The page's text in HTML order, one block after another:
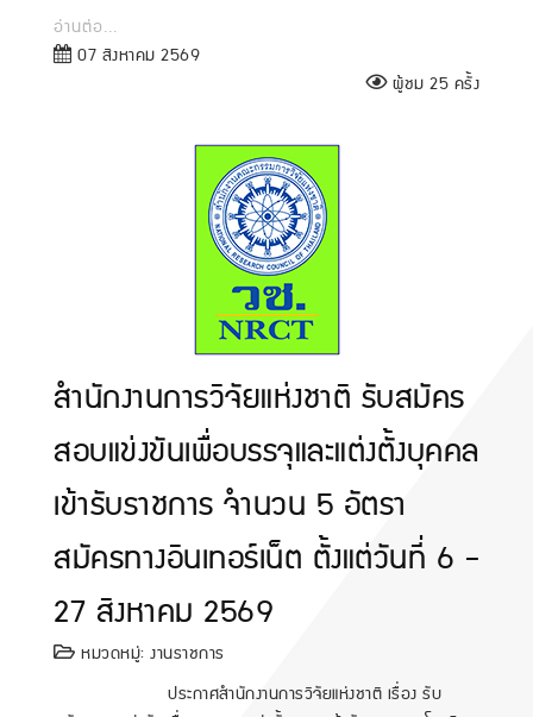
อ่านต่อ...
07 สิงหาคม 2569
ผู้ชม 25 ครั้ง
สำนักงานการวิจัยแห่งชาติ รับสมัคร
สอบแข่งขันเพื่อบรรจุและแต่งตั้งบุคคล
เข้ารับราชการ จำนวน 5 อัตรา
สมัครทางอินเทอร์เน็ต ตั้งแต่วันที่ 6 -
27 สิงหาคม 2569
หมวดหมู่: งานราชการ
ประกาศสำนักงานการวิจัยแห่งชาติ เรื่อง รับ